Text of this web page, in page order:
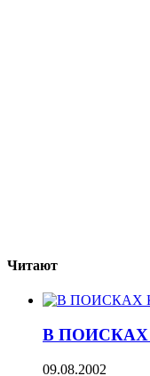
Читают
В
09.08.2002